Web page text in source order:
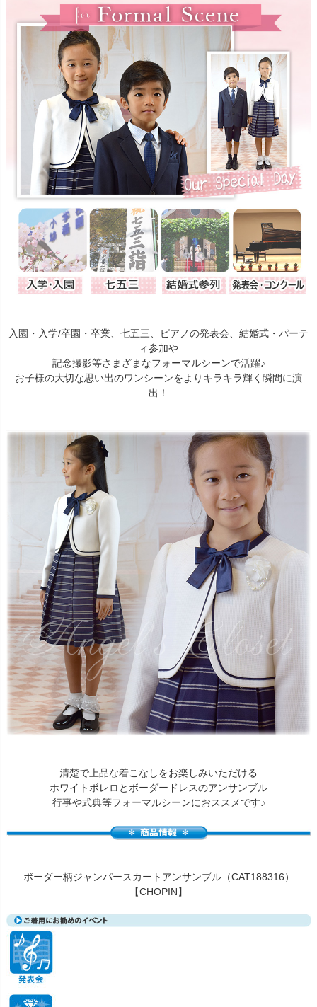
入園・入学/卒園・卒業、七五三、ピアノの発表会、結婚式・パーテ
ィ参加や
記念撮影等さまざまなフォーマルシーンで活躍♪
お子様の大切な思い出のワンシーンをよりキラキラ輝く瞬間に演
出！
清楚で上品な着こなしをお楽しみいただける
ホワイトボレロとボーダードレスのアンサンブル
行事や式典等フォーマルシーンにおススメです♪
ボーダー柄ジャンパースカートアンサンブル（CAT188316）
【CHOPIN】